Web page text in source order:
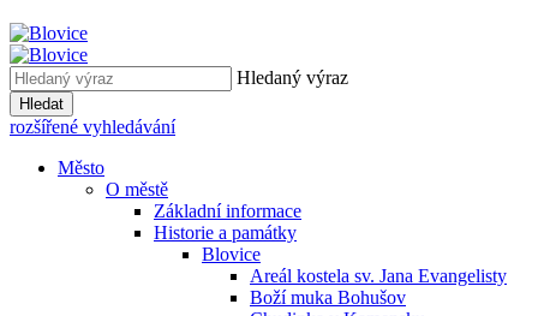
Hledaný výraz
Hledat
rozšířené vyhledávání
Město
O městě
Základní informace
Historie a památky
Blovice
Areál kostela sv. Jana Evangelisty
Boží muka Bohušov